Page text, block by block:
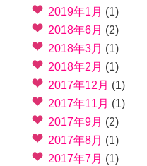
2019年1月 (1)
2018年6月 (2)
2018年3月 (1)
2018年2月 (1)
2017年12月 (1)
2017年11月 (1)
2017年9月 (2)
2017年8月 (1)
2017年7月 (1)